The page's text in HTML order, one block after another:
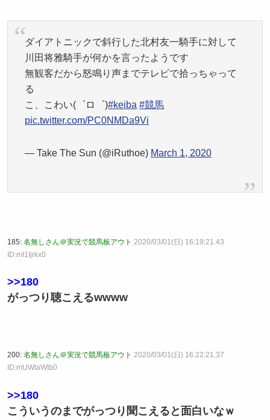
ダイアトニックで斜行した北村友一騎手に対して
川田将雅騎手が何かを言ったようです
無観客だから怒鳴り声までテレビで拾っちゃって
る
こ、こわい(゜ロ゜)#keiba #競馬
pic.twitter.com/PC0NMDa9Vi
— Take The Sun (@iRuthoe) March 1, 2020
185: 名無しさん＠実況で競馬板アウト 2020/03/01(日) 16:19:21.43
ID:mI1Ijrkx0
>>180
がっつり聴こえるwwww
200: 名無しさん＠実況で競馬板アウト 2020/03/01(日) 16:22:21.37
ID:mUWtaWIb0
>>180
こういうのまでがっつり聞こえると面白いなｗ